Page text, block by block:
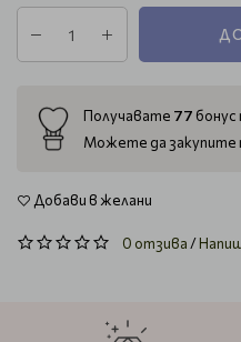
Получавате 77 бонус
Можете да закупите
Добави в желани
0 отзива/